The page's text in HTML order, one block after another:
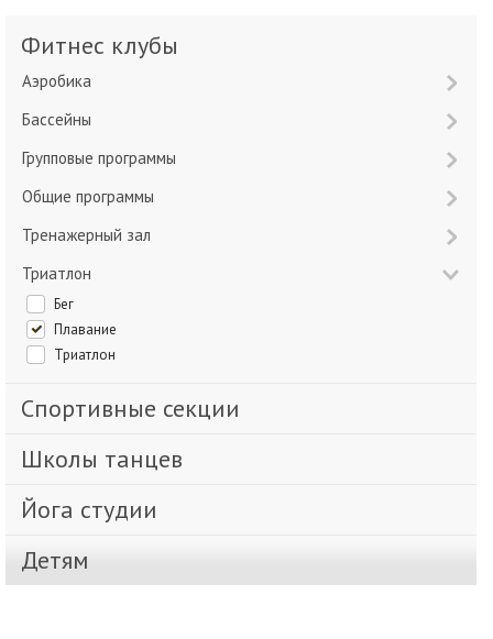
Фитнес клубы
Аэробика
Бассейны
Групповые программы
Общие программы
Тренажерный зал
Триатлон
Бег
Плавание
Триатлон
Спортивные секции
Школы танцев
Йога студии
Детям